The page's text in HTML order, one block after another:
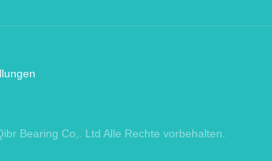
Bearing Co,. Ltd Alle Rechte vorbehalten.